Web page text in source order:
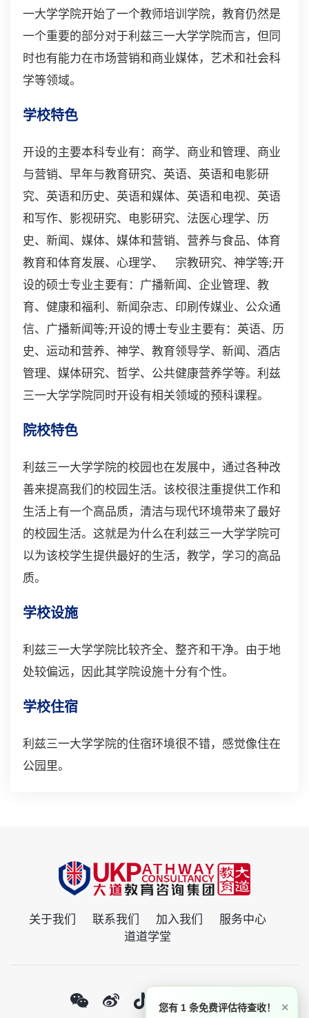
一大学学院开始了一个教师培训学院，教育仍然是
一个重要的部分对于利兹三一大学学院而言，但同
时也有能力在市场营销和商业媒体，艺术和社会科
学等领域。
学校特色
开设的主要本科专业有：商学、商业和管理、商业
与营销、早年与教育研究、英语、英语和电影研
究、英语和历史、英语和媒体、英语和电视、英语
和写作、影视研究、电影研究、法医心理学、历
史、新闻、媒体、媒体和营销、营养与食品、体育
教育和体育发展、心理学、 宗教研究、神学等;开
设的硕士专业主要有：广播新闻、企业管理、教
育、健康和福利、新闻杂志、印刷传媒业、公众通
信、广播新闻等;开设的博士专业主要有：英语、历
史、运动和营养、神学、教育领导学、新闻、酒店
管理、媒体研究、哲学、公共健康营养学等。利兹
三一大学学院同时开设有相关领域的预科课程。
院校特色
利兹三一大学学院的校园也在发展中，通过各种改
善来提高我们的校园生活。该校很注重提供工作和
生活上有一个高品质，清洁与现代环境带来了最好
的校园生活。这就是为什么在利兹三一大学学院可
以为该校学生提供最好的生活，教学，学习的高品
质。
学校设施
利兹三一大学学院比较齐全、整齐和干净。由于地
处较偏远，因此其学院设施十分有个性。
学校住宿
利兹三一大学学院的住宿环境很不错，感觉像住在
公园里。
关于我们 联系我们 加入我们
服务中心
道道学堂
×
您有 1 条免费评估待查收！